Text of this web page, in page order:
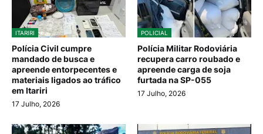
ITARIRI
Polícia Civil cumpre
mandado de busca e
apreende entorpecentes e
materiais ligados ao tráfico
em Itariri
17 Julho, 2026
POLICIAL
Polícia Militar Rodoviária
recupera carro roubado e
apreende carga de soja
furtada na SP-055
17 Julho, 2026